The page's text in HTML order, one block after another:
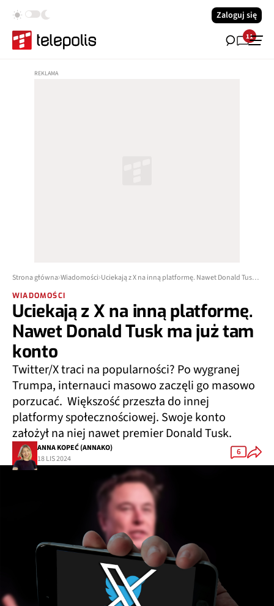
Zaloguj się
11
Strona główna Wiadomości Uciekają z X na inną platformę. Nawet Donald Tusk ma już tam konto
WIADOMOŚCI
Uciekają z X na inną platformę.
Nawet Donald Tusk ma już tam
konto
Twitter/X traci na popularności? Po wygranej
Trumpa, internauci masowo zaczęli go masowo
porzucać. Większość przeszła do innej
platformy społecznościowej. Swoje konto
założył na niej nawet premier Donald Tusk.
ANNA KOPEĆ (ANNAKO)
18 LIS 2024
6